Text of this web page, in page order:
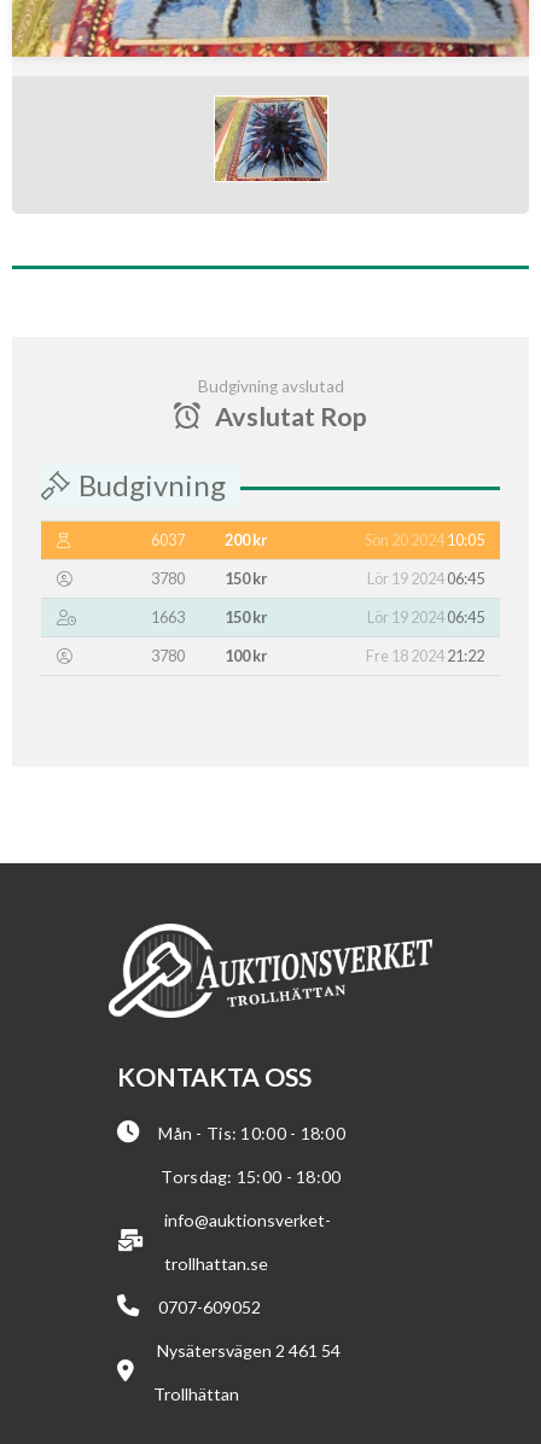
Budgivning avslutad
Avslutat Rop
Budgivning
6037 200 kr Sön 20 202410:05
3780
150 kr Lör 19 202406:45
1663
150 kr Lör 19 202406:45
3780
100 kr Fre 18 202421:22
KONTAKTA OSS
Mån - Tis: 10:00 - 18:00
Torsdag: 15:00 - 18:00
info@auktionsverket-
trollhattan.se
0707-609052
Nysätersvägen 2 461 54
Trollhättan